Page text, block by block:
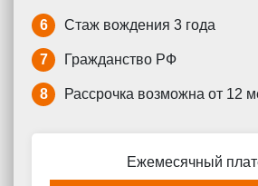
6 Стаж вождения 3 года
7 Гражданство РФ
8 Рассрочка возможна от 12
Ежемесячный